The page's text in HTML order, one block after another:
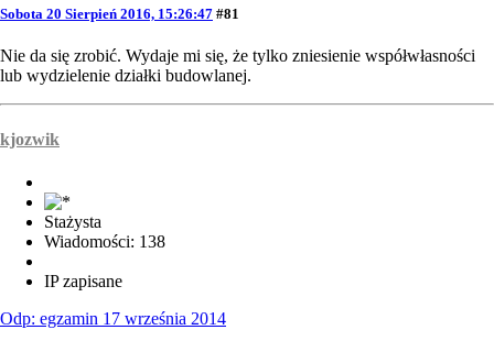
Sobota 20 Sierpień 2016, 15:26:47 #81
Nie da się zrobić. Wydaje mi się, że tylko zniesienie współwłasności
lub wydzielenie działki budowlanej.
kjozwik
Stażysta
Wiadomości: 138
IP zapisane
Odp: egzamin 17 września 2014